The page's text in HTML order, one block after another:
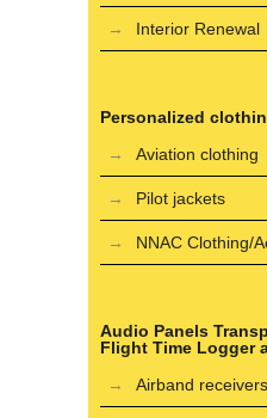
Interior Renewal
Personalized
Aviation clothing
Pilot jackets
NNAC Clothing/
Audio Panels
Flight Time Logger
Airband receivers